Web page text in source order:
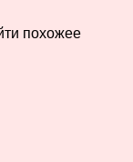
похожее